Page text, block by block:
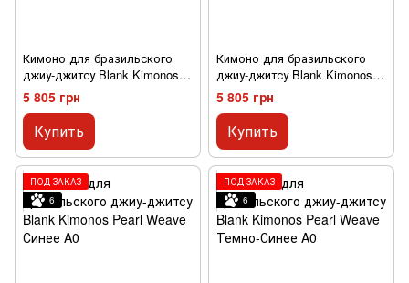
Кимоно для бразильского
джиу-джитсу Blank Kimonos
Pearl Weave Белое A0
5 805 грн
Купить
Кимоно для бразильского
джиу-джитсу Blank Kimonos
Pearl Weave Черное A0
5 805 грн
Купить
ПОД ЗАКАЗ
6
ПОД ЗАКАЗ
6